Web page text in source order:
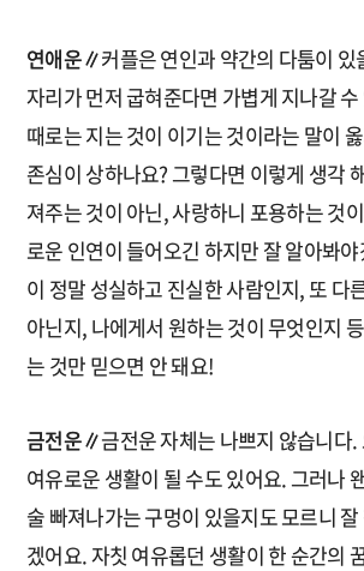
연애운∥커플은 연인과 약간의 다툼이 있
자리가 먼저 굽혀준다면 가볍게 지나갈
때로는 지는 것이 이기는 것이라는 말이
존심이 상하나요? 그렇다면 이렇게 생각
져주는 것이 아닌, 사랑하니 포용하는 것
로운 인연이 들어오긴 하지만 잘 알아봐
이 정말 성실하고 진실한 사람인지, 또 다
아닌지, 나에게서 원하는 것이 무엇인지
는 것만 믿으면 안 돼요!
금전운∥금전운 자체는 나쁘지 않습니다
여유로운 생활이 될 수도 있어요. 그러나
술 빠져나가는 구멍이 있을지도 모르니
겠어요. 자칫 여유롭던 생활이 한 순간의